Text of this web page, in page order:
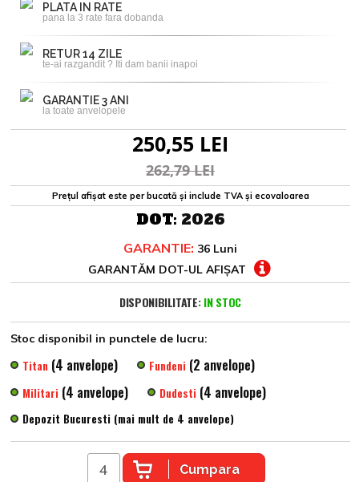
PLATA IN RATE
pana la 3 rate fara dobanda
RETUR 14 ZILE
te-ai razgandit ? Iti dam banii inapoi
GARANTIE 3 ANI
la toate anvelopele
250,55 LEI
262,79 LEI
Prețul afișat este per bucată și include TVA și ecovaloarea
DOT: 2026
GARANTIE: 36 Luni
GARANTĂM DOT-UL AFIȘAT
DISPONIBILITATE: IN STOC
Stoc disponibil in punctele de lucru:
Titan (4 anvelope) Fundeni (2 anvelope)
Militari (4 anvelope) Dudesti (4 anvelope)
Depozit Bucuresti (mai mult de 4 anvelope)
Cumpara